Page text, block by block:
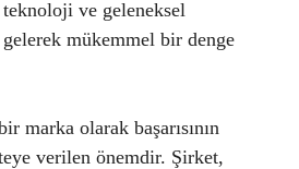
ve geleneksel
mükemmel bir denge
marka olarak başarısının
verilen önemdir. Şirket,